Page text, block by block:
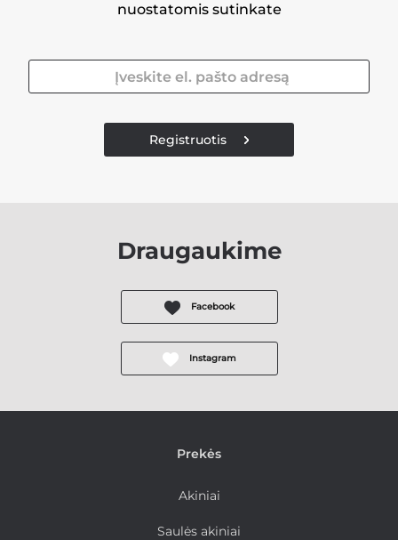
nuostatomis sutinkate
Registruotis
Draugaukime
Facebook
Instagram
Prekės
Akiniai
Saulės akiniai